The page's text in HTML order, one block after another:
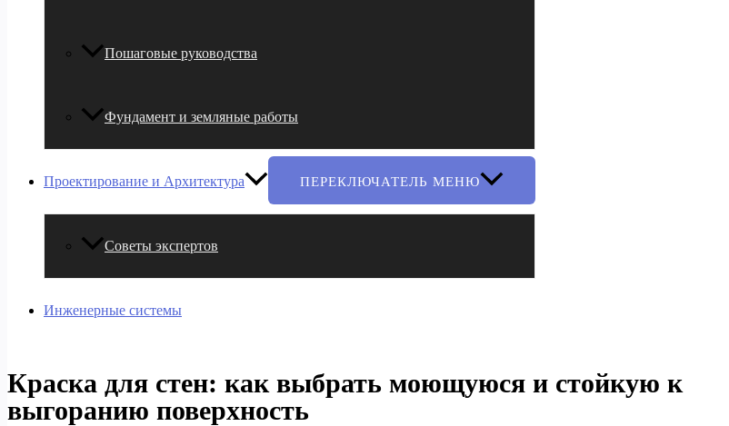
Пошаговые руководства
Фундамент и земляные работы
Проектирование и Архитектура ПЕРЕКЛЮЧАТЕЛЬ МЕНЮ
Советы экспертов
Инженерные системы
Краска для стен: как выбрать моющуюся и стойкую к
выгоранию поверхность